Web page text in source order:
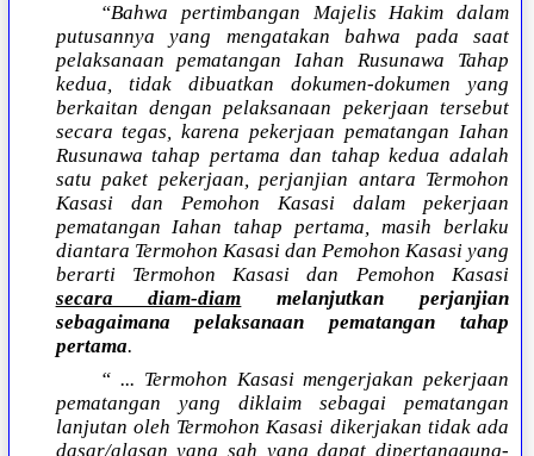
“Bahwa pertimbangan Majelis Hakim dalam
putusannya yang mengatakan bahwa pada saat
pelaksanaan pematangan Iahan Rusunawa Tahap
kedua, tidak dibuatkan dokumen-dokumen yang
berkaitan dengan pelaksanaan pekerjaan tersebut
secara tegas, karena pekerjaan pematangan Iahan
Rusunawa tahap pertama dan tahap kedua adalah
satu paket pekerjaan, perjanjian antara Termohon
Kasasi dan Pemohon Kasasi dalam pekerjaan
pematangan Iahan tahap pertama, masih berlaku
diantara Termohon Kasasi dan Pemohon Kasasi yang
berarti Termohon Kasasi dan Pemohon Kasasi
secara diam-diam melanjutkan perjanjian
sebagaimana pelaksanaan pematangan tahap
pertama.
“ ... Termohon Kasasi mengerjakan pekerjaan
pematangan yang diklaim sebagai pematangan
lanjutan oleh Termohon Kasasi dikerjakan tidak ada
dasar/alasan yang sah yang dapat dipertanggung-